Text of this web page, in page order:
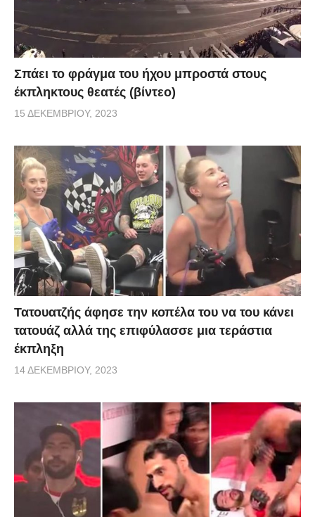
Σπάει το φράγμα του ήχου μπροστά στους
έκπληκτους θεατές (βίντεο)
15 ΔΕΚΕΜΒΡΊΟΥ, 2023
Τατουατζής άφησε την κοπέλα του να του κάνει
τατουάζ αλλά της επιφύλασσε μια τεράστια
έκπληξη
14 ΔΕΚΕΜΒΡΊΟΥ, 2023